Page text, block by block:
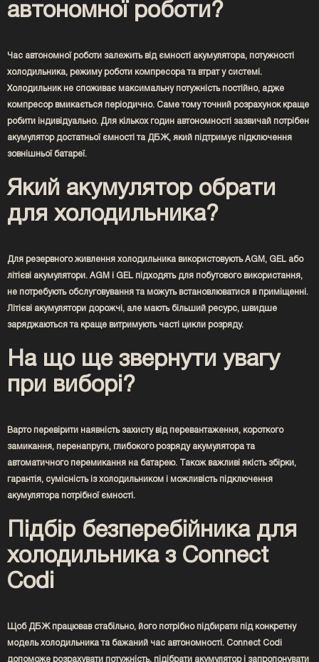
автономної роботи?
Час автономної роботи залежить від ємності акумулятора, потужності
холодильника, режиму роботи компресора та втрат у системі.
Холодильник не споживає максимальну потужність постійно, адже
компресор вмикається періодично. Саме тому точний розрахунок краще
робити індивідуально. Для кількох годин автономності зазвичай потрібен
акумулятор достатньої ємності та ДБЖ, який підтримує підключення
зовнішньої батареї.
Який акумулятор обрати
для холодильника?
Для резервного живлення холодильника використовують AGM, GEL або
літієві акумулятори. AGM і GEL підходять для побутового використання,
не потребують обслуговування та можуть встановлюватися в приміщенні.
Літієві акумулятори дорожчі, але мають більший ресурс, швидше
заряджаються та краще витримують часті цикли розряду.
На що ще звернути увагу
при виборі?
Варто перевірити наявність захисту від перевантаження, короткого
замикання, перенапруги, глибокого розряду акумулятора та
автоматичного перемикання на батарею. Також важливі якість збірки,
гарантія, сумісність із холодильником і можливість підключення
акумулятора потрібної ємності.
Підбір безперебійника для
холодильника з Connect
Codi
Щоб ДБЖ працював стабільно, його потрібно підбирати під конкретну
модель холодильника та бажаний час автономності. Connect Codi
допоможе розрахувати потужність, підібрати акумулятор і запропонувати